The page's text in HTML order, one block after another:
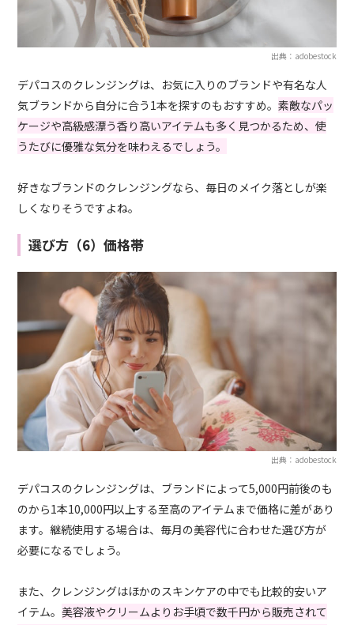
出典：adobestock
デパコスのクレンジングは、お気に入りのブランドや有名な人
気ブランドから自分に合う1本を探すのもおすすめ。素敵なパッ
ケージや高級感漂う香り高いアイテムも多く見つかるため、使
うたびに優雅な気分を味わえるでしょう。
好きなブランドのクレンジングなら、毎日のメイク落としが楽
しくなりそうですよね。
選び方（6）価格帯
出典：adobestock
デパコスのクレンジングは、ブランドによって5,000円前後のも
のから1本10,000円以上する至高のアイテムまで価格に差があり
ます。継続使用する場合は、毎月の美容代に合わせた選び方が
必要になるでしょう。
また、クレンジングはほかのスキンケアの中でも比較的安いア
イテム。美容液やクリームよりお手頃で数千円から販売されて